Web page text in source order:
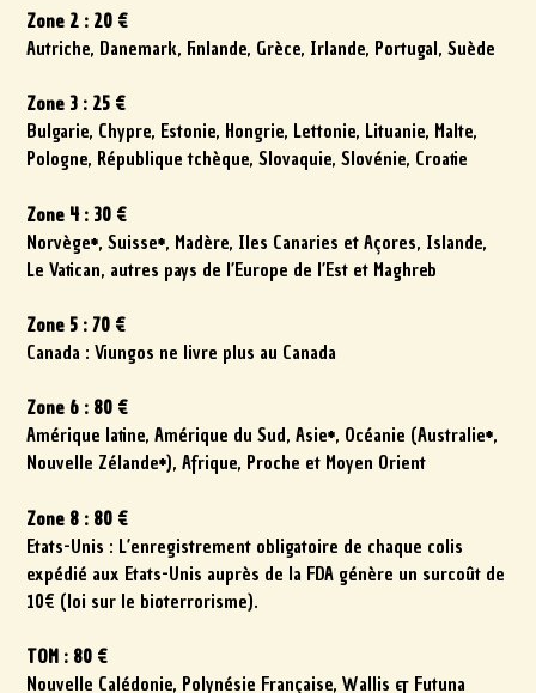
Zone 2 : 20 €
Autriche, Danemark, Finlande, Grèce, Irlande, Portugal, Suède
Zone 3 : 25 €
Bulgarie, Chypre, Estonie, Hongrie, Lettonie, Lituanie, Malte,
Pologne, République tchèque, Slovaquie, Slovénie, Croatie
Zone 4 : 30 €
Norvège*, Suisse*, Madère, Iles Canaries et Açores, Islande,
Le Vatican, autres pays de l’Europe de l’Est et Maghreb
Zone 5 : 70 €
Canada : Viungos ne livre plus au Canada
Zone 6 : 80 €
Amérique latine, Amérique du Sud, Asie*, Océanie (Australie*,
Nouvelle Zélande*), Afrique, Proche et Moyen Orient
Zone 8 : 80 €
Etats-Unis : L’enregistrement obligatoire de chaque colis
expédié aux Etats-Unis auprès de la FDA génère un surcoût de
10€ (loi sur le bioterrorisme).
TOM : 80 €
Nouvelle Calédonie, Polynésie Française, Wallis & Futuna